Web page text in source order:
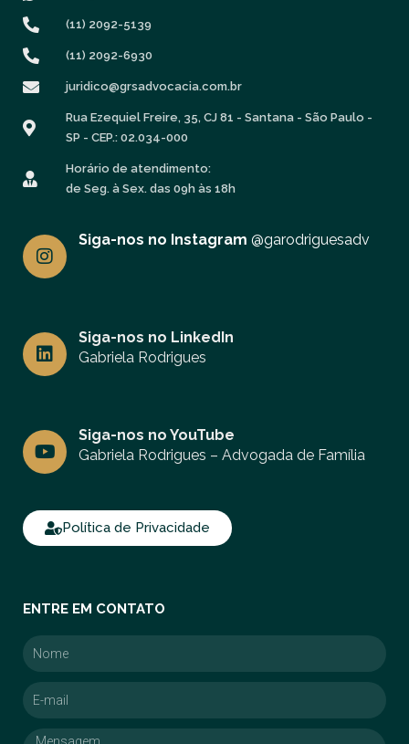
(11) 2092-5139
(11) 2092-6930
juridico@grsadvocacia.com.br
Rua Ezequiel Freire, 35, CJ 81 - Santana - São Paulo -
SP - CEP.: 02.034-000
Horário de atendimento:
de Seg. à Sex. das 09h às 18h
n
s
t
r
a
m
Siga-nos no Instagram @garodriguesadv
i
n
k
i
n
Siga-nos no LinkedIn
Gabriela Rodrigues
o
u
t
b
e
Siga-nos no YouTube
Gabriela Rodrigues – Advogada de Família
Política de Privacidade
ENTRE EM CONTATO